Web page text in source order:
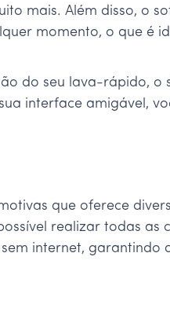
mais. Além disso, o
momento, o que é
do seu lava-rápido, o
interface amigável,
que oferece
realizar todas as
internet, garantindo